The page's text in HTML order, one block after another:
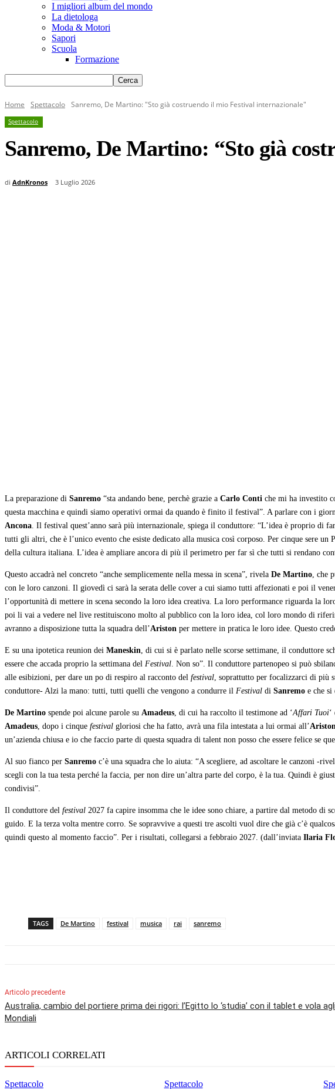
I migliori album del mondo
La dietologa
Moda & Motori
Sapori
Scuola
Formazione
Home Spettacolo Sanremo, De Martino: "Sto già costruendo il mio Festival internazionale"
Spettacolo
Sanremo, De Martino: “Sto già
di AdnKronos 3 Luglio 2026
La preparazione di Sanremo “sta andando bene, perchè grazie a Carlo Conti che mi ha investito
questa macchina e quindi siamo operativi ormai da quando è finito il festival”. A parlare con i
Ancona. Il festival quest’anno sarà più internazionale, spiega il conduttore: “L’idea è proprio di
tutti gli altri, che è l’unico evento che esiste dedicato alla musica così corposo. Per cinque sere un
della cultura italiana. L’idea è ampliare ancora di più il perimetro per far sì che tutti si rendano
Questo accadrà nel concreto “anche semplicemente nella messa in scena”, rivela De Martino, che
con le loro canzoni. Il giovedì ci sarà la serata delle cover a cui siamo tutti affezionati e poi il
l’opportunità di mettere in scena secondo la loro idea creativa. La loro performance riguarda la
poi li vai a vedere nel live restituiscono molto al pubblico con la loro idea, col loro mondo di
avranno a disposizione tutta la squadra dell’Ariston per mettere in pratica le loro idee. Questo
E su una ipotetica reunion dei Maneskin, di cui si è parlato nelle scorse settimane, il conduttore
essere che accada proprio la settimana del Festival. Non so”. Il conduttore partenopeo si può
alle esibizioni, per dare un po di respiro al racconto del festival, soprattutto per focalizzarci di più
conduttore- Alzi la mano: tutti, tutti quelli che vengono a condurre il Festival di Sanremo e che si
De Martino spende poi alcune parole su Amadeus, di cui ha raccolto il testimone ad ‘Affari Tuoi‘
Amadeus, dopo i cinque festival gloriosi che ha fatto, avrà una fila intestata a lui ormai all’
un’azienda chiusa e io che faccio parte di questa squadra di talent non posso che essere felice se
Al suo fianco per Sanremo c’è una squadra che lo aiuta: “A scegliere, ad ascoltare le canzoni -
scegli con la tua testa perché la faccia, per non dire un’altra parte del corpo, è la tua. Quindi è
condivisi”.
Il conduttore del festival 2027 fa capire insomma che le idee sono chiare, a partire dal metodo
guido. E la terza volta mentre corro. Se sopravvive a questi tre ascolti vuol dire che già c’è
quindi questo al momento faccio”. Per i risultati, collegarsi a febbraio 2027. (dall’inviata Ilaria
TAGS De Martino festival musica rai sanremo
Articolo precedente
Australia, cambio del portiere prima dei rigori: l’Egitto lo ‘studia’ con il tablet e vola
Mondiali
ARTICOLI CORRELATI
Spettacolo Spettacolo